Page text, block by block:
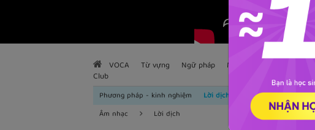
VOCA Từ vựng Ngữ pháp Mẫu câu
Club
Phương pháp - kinh nghiệm
Lời dịch
Âm nhạc
Lời dịch